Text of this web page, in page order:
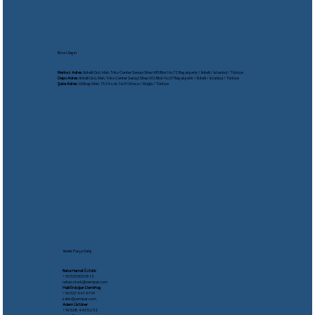
Bize Ulaşın
Merkez Adres:İkitelli Osb. Mah. Triko Center Sanayi Sitesi M5 Blok No:72 Başakşehir / İkitelli / İstanbul / Türkiye
Depo Adres:İkitelli Osb. Mah. Triko Center Sanayi Sitesi M2 Blok No:37 Başakşehir / İkitelli / İstanbul / Türkiye
Şube Adres:Gölbaşı Mah. 1524 sok. No:9 Ortaca / Muğla / Türkiye
Yedek Parça Satış
Reha Hamdi Öztürk
​+90 533 503 05 13
rehaozturk@oempar.com
Halil Erdoğan Demirtaş
+90 537 441 97 99
satis@oempar.com
Adem Üstüner
+90 538 440 52 92